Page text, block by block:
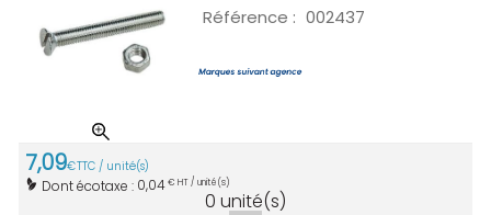
Référence : 002437
7,09€TTC / unité(s)
Dont écotaxe : 0,04€ HT / unité(s)
0 unité(s)